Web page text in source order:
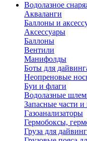
Водолазное
Акваланги
Баллоны и
Аксессуары
Баллоны
Вентили
Манифолды
Боты для
Неопреновые
Буи и флаги
Водолазные
Запасные части
Газоанализаторы
Гермобоксы,
Груза для